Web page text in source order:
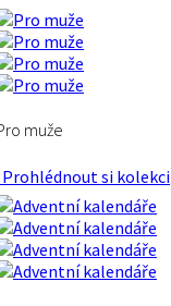
muže
si kolekci